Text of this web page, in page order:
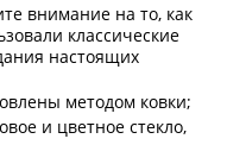
внимание на то, как
классические
настоящих
методом ковки;
и цветное стекло,